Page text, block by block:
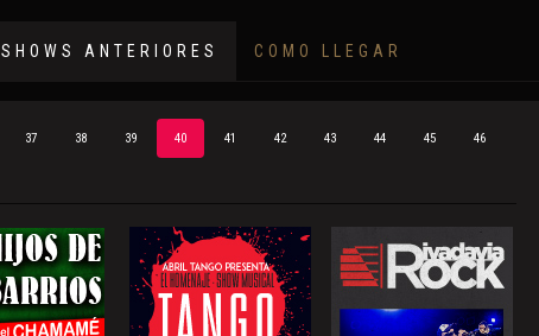
SHOWS ANTERIORES COMO LLEGAR
37 38 39 40 41 42 43 44 45 46